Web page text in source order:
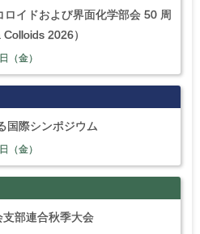
イドおよび界面化学部会 50 周
2026）
（金）
国際シンポジウム
（金）
部連合秋季大会